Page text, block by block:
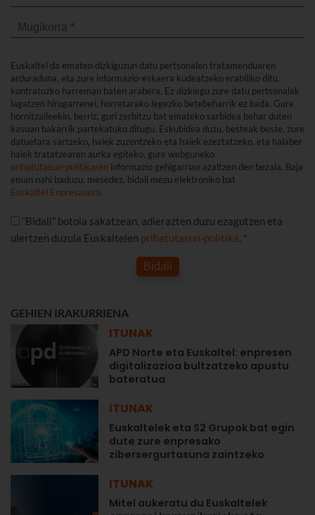
Euskaltel da ematen dizkiguzun datu pertsonalen tratamenduaren
arduraduna, eta zure informazio-eskaera kudeatzeko erabiliko ditu,
kontratuzko harreman baten arabera. Ez dizkiegu zure datu pertsonalak
lagatzen hirugarrenei, horretarako legezko betebeharrik ez bada. Gure
hornitzaileekin, berriz, guri zerbitzu bat emateko sarbidea behar duten
kasuan bakarrik partekatuko ditugu. Eskubidea duzu, besteak beste, zure
datuetara sartzeko, haiek zuzentzeko eta haiek ezeztatzeko, eta halaber
haiek tratatzearen aurka egiteko, gure webguneko
pribatutasun-politikaren informazio gehigarrian azaltzen den bezala. Baja
eman nahi baduzu, mesedez, bidali mezu elektroniko bat
Euskaltel Enpresasera.
“Bidali” botoia sakatzean, adierazten duzu ezagutzen eta
ulertzen duzula Euskaltelen pribatutasun-politika. *
Bidali
GEHIEN IRAKURRIENA
ITUNAK
APD Norte eta Euskaltel: enpresen
digitalizazioa bultzatzeko apustu
bateratua
ITUNAK
Euskaltelek eta S2 Grupok bat egin
dute zure enpresako
zibersergurtasuna zaintzeko
ITUNAK
Mitel aukeratu du Euskaltelek